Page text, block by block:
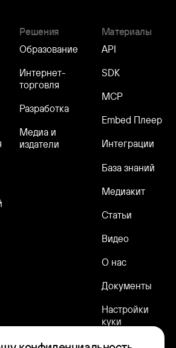
Решения
Образование
Интернет-
торговля
Разработка
Медиа и
издатели
Материалы
API
SDK
MCP
Embed Плеер
Интеграции
База знаний
Медиакит
Статьи
Видео
О нас
Документы
Настройки
куки